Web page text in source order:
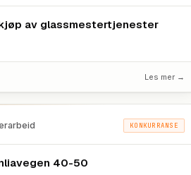
av glassmestertjenester
Les mer →
KONKURRANSE
40-50